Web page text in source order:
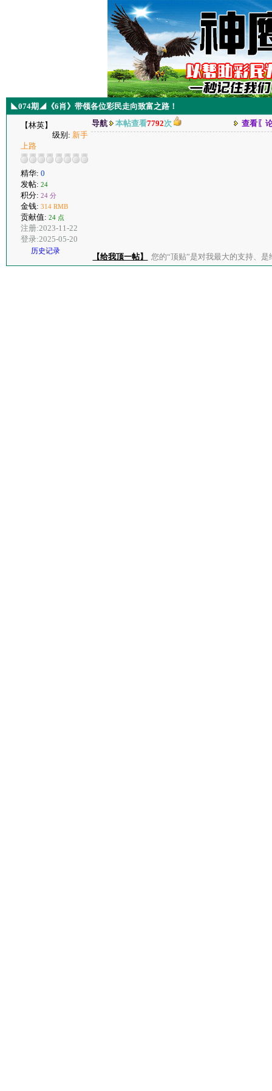
◣074期◢《6肖》带领各位彩民走向致富之路！
【林英】
级别: 新手
上路
精华: 0
发帖: 24
积分: 24 分
金钱: 314 RMB
贡献值: 24 点
注册:2023-11-22
登录:2025-05-20
历史记录
导航 本帖查看7792次 查看〖
【给我顶一帖】 您的“顶贴”是对我最大的支持、